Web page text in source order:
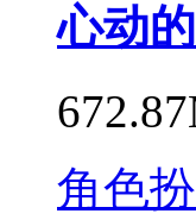
心动
角色